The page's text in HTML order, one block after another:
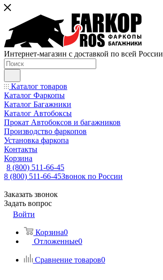
Интернет-магазин с доставкой по всей России
Каталог товаров
Каталог Фаркопы
Каталог Багажники
Каталог Автобоксы
Прокат Автобоксов и багажников
Производство фаркопов
Установка фаркопа
Контакты
Корзина
8 (800) 511-66-45
8 (800) 511-66-45Звонок по России
Заказать звонок
Задать вопрос
Войти
Корзина0
Отложенные0
Сравнение товаров0